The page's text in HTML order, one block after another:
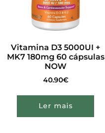
Vitamina D3 5000UI +
MK7 180mg 60 cápsulas
NOW
40.90€
Ler mais